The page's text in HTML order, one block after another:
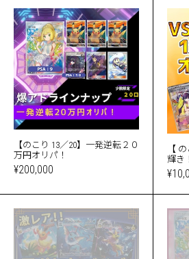
【のこり 13／20】一発逆転２０
万円オリパ！
¥200,000
【
輝き